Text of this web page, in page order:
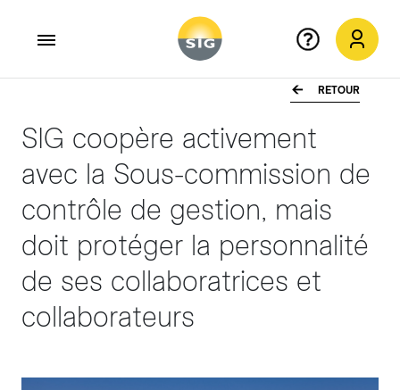
RETOUR
SIG coopère activement
avec la Sous-commission de
contrôle de gestion, mais
doit protéger la personnalité
de ses collaboratrices et
collaborateurs